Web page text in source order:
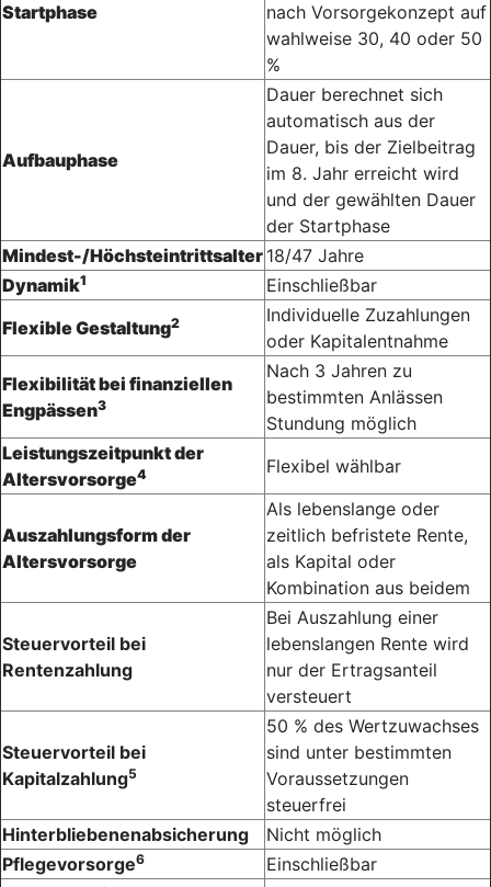
Startphase
nach Vorsorgekonzept auf
wahlweise 30, 40 oder 50
%
Aufbauphase
Dauer berechnet sich
automatisch aus der
Dauer, bis der Zielbeitrag
im 8. Jahr erreicht wird
und der gewählten Dauer
der Startphase
Mindest-/Höchsteintrittsalter 18/47 Jahre
Dynamik1
Einschließbar
Flexible Gestaltung2
Individuelle Zuzahlungen
oder Kapital­entnahme
Flexibilität bei finanziellen
Engpässen3
Nach 3 Jahren zu
bestimmten Anlässen
Stundung möglich
Leistungszeitpunkt der
Altersvorsorge4 Flexibel wählbar
Auszahlungsform der
Altersvorsorge
Als lebenslange oder
zeitlich befristete Rente,
als Kapital oder
Kombination aus beidem
Steuervorteil bei
Rentenzahlung
Bei Auszahlung einer
lebenslangen Rente wird
nur der Ertragsanteil
versteuert
Steuervorteil bei
Kapitalzahlung5
50 % des Wertzuwachses
sind unter bestimmten
Voraussetzungen
steuerfrei
Hinterbliebenenabsicherung
Nicht möglich
Pflegevorsorge6
Einschließbar